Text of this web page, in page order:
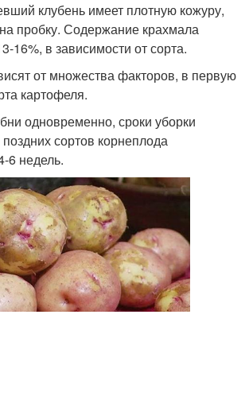
клубень имеет плотную кожуру,
пробку. Содержание крахмала
16%, в зависимости от сорта.
от множества факторов, в первую
картофеля.
одновременно, сроки уборки
сортов корнеплода
6 недель.